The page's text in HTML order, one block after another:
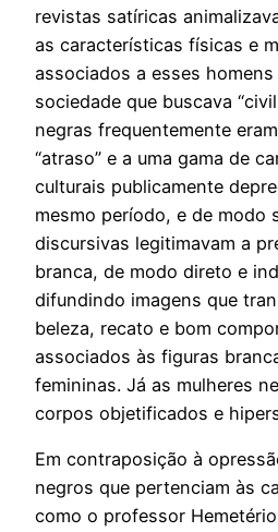
revistas satíricas
as características físicas e
associados a esses homens
sociedade que buscava
negras frequentemente
“atraso” e a uma gama de
culturais publicamente
mesmo período, e de modo
discursivas legitimavam a
branca, de modo direto e
difundindo imagens que
beleza, recato e bom
associados às figuras
femininas. Já as mulheres
corpos objetificados e
Em contraposição à
negros que pertenciam às
como o professor